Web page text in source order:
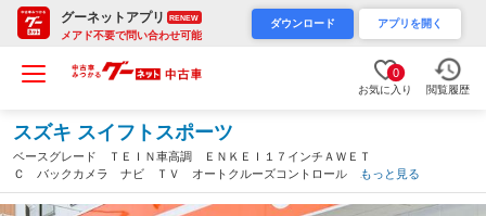
グーネットアプリ RENEW
メアド不要で問い合わせ可能
ダウンロード アプリを開く
0
お気に入り 閲覧履歴
スズキ スイフトスポーツ
ベースグレード ＴＥＩＮ車高調 ＥＮＫＥＩ１７インチＡＷＥＴ
Ｃ バックカメラ ナビ ＴＶ オートクルーズコントロール
オートライト スマートキー ＭＴ ＡＢＳ ＥＳＣ ＣＤ Ｕ
ＳＢ Ｂｌｕｅｔｏｏｔｈ（岐阜県）
もっと見る